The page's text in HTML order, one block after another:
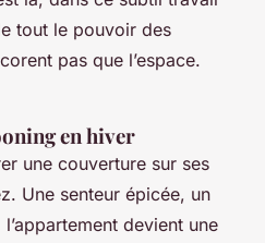
tout le pouvoir des
pas que l’espace.
en hiver
une couverture sur ses
Une senteur épicée, un
devient une